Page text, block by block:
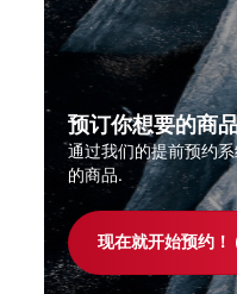
预订你想要的商
通过我们的提前预约
的商品.
现在就开始预约！